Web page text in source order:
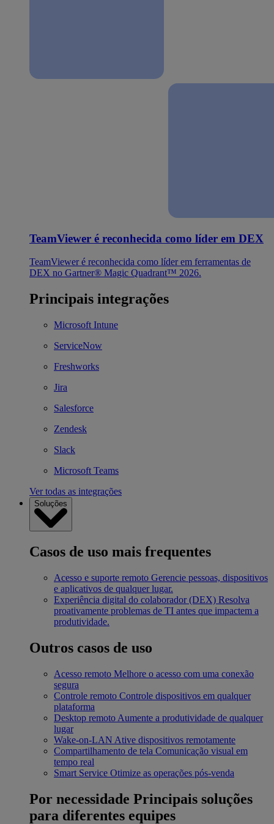
TeamViewer é reconhecida como líder em DEX
TeamViewer é reconhecida como líder em ferramentas de
DEX no Gartner® Magic Quadrant™ 2026.
Principais integrações
Microsoft Intune
ServiceNow
Freshworks
Jira
Salesforce
Zendesk
Slack
Microsoft Teams
Ver todas as integrações
Soluções
Casos de uso mais frequentes
Acesso e suporte remoto Gerencie pessoas, dispositivos
e aplicativos de qualquer lugar.
Experiência digital do colaborador (DEX) Resolva
proativamente problemas de TI antes que impactem a
produtividade.
Outros casos de uso
Acesso remoto Melhore o acesso com uma conexão
segura
Controle remoto Controle dispositivos em qualquer
plataforma
Desktop remoto Aumente a produtividade de qualquer
lugar
Wake-on-LAN Ative dispositivos remotamente
Compartilhamento de tela Comunicação visual em
tempo real
Smart Service Otimize as operações pós-venda
Por necessidade Principais soluções
para diferentes equipes